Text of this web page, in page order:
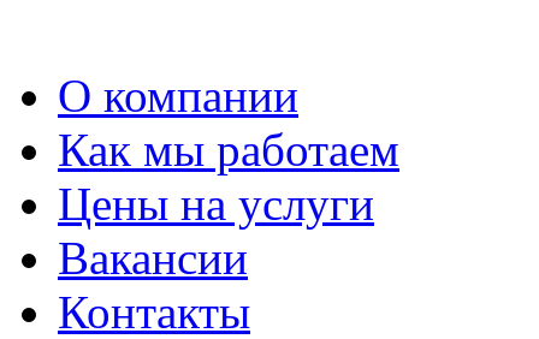
О компании
Как мы работаем
Цены на услуги
Вакансии
Контакты